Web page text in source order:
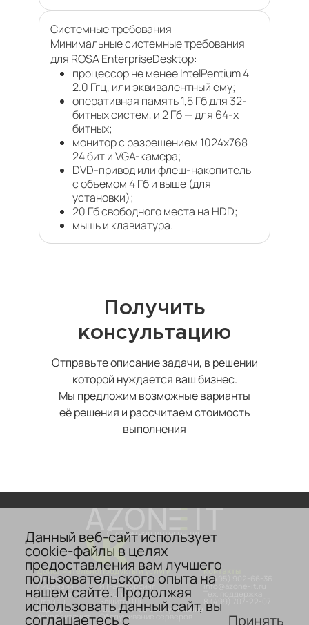
Cистемные требования
Минимальные системные требования
для ROSA EnterpriseDesktop:
процессор не менее IntelPentium 4
2.0 Ггц, или эквивалентный ему;
оперативная память 1,5 Гб для 32-
битных систем, и 2 Гб — для 64-х
битных;
монитор с разрешением 1024х768
24 бит и VGA-камера;
DVD-привод или флеш-накопитель
с объемом 4 Гб и выше (для
установки);
20 Гб свободного места на HDD;
мышь и клавиатура.
Получить
консультацию
Отправьте описание задачи, в решении
которой нуждается ваш бизнес.
Мы предложим возможные варианты
её решения и рассчитаем стоимость
выполнения
Системная интеграция
Дополнительно
О компании
Лицензии
Сертификаты
Отзывы
Карьера
Аккредитация
Продукты и услуги
Аттестация
ИТ-аутсорсинг
Безопасность
Защита ПДн
Гарантийное обслуживание
Обслуживание серверов
Контакты
8 (495) 902-66-36
info@azone-it.ru
8 (499) 707-22-07
Данный веб-сайт использует
cookie-файлы в целях
предоставления вам лучшего
пользовательского опыта на
нашем сайте. Продолжая
использовать данный сайт, вы
соглашаетесь с Принять